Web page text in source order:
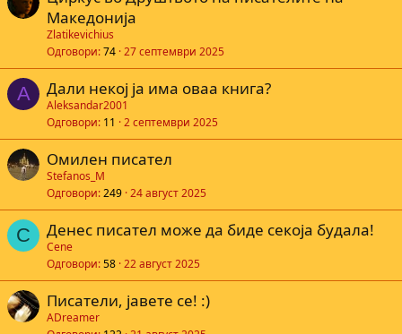
Македонија
Zlatikevichius
Одговори 74 27 септември 2025
A Дали некој ја има оваа книга?
Aleksandar2001
Одговори 11 2 септември 2025
Oмилен писател
Stefanos_M
Одговори 249 24 август 2025
C Денес писател може да биде секоја будала!
Cene
Одговори 58 22 август 2025
Писатели, јавете се! :)
ADreamer